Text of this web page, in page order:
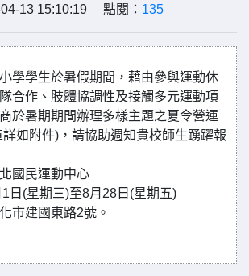
13 15:10:19 點閱： 135
學學生於暑假期間，藉由參與運動休
合作、肢體協調性及接觸多元運動項
於暑期期間辦理多樣主題之夏令營運
如附件)，請協助週知貴校師生踴躍報
國民運動中心
日(星期三)至8月28日(星期五)
市建國東路2號。